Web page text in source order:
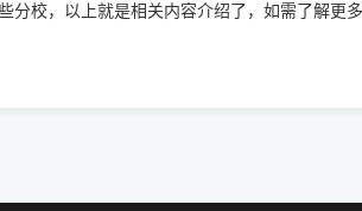
分校，以上就是相关内容介绍了，如需了解更